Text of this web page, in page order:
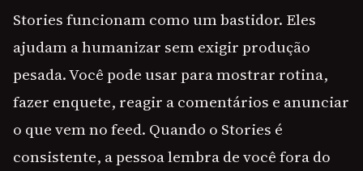
Stories funcionam como um bastidor. Eles
ajudam a humanizar sem exigir produção
pesada. Você pode usar para mostrar rotina,
fazer enquete, reagir a comentários e anunciar
o que vem no feed. Quando o Stories é
consistente, a pessoa lembra de você fora do